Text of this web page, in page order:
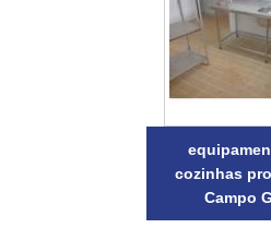
cozinhas
Campo